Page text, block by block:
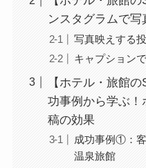
ンスタグラムで写
写真映えする
キャプション
【ホテル・旅館
功事例から学ぶ！
稿の効果
成功事例①：
温泉旅館